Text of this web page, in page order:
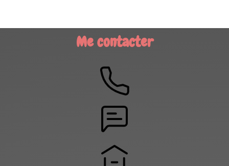
Me contacter